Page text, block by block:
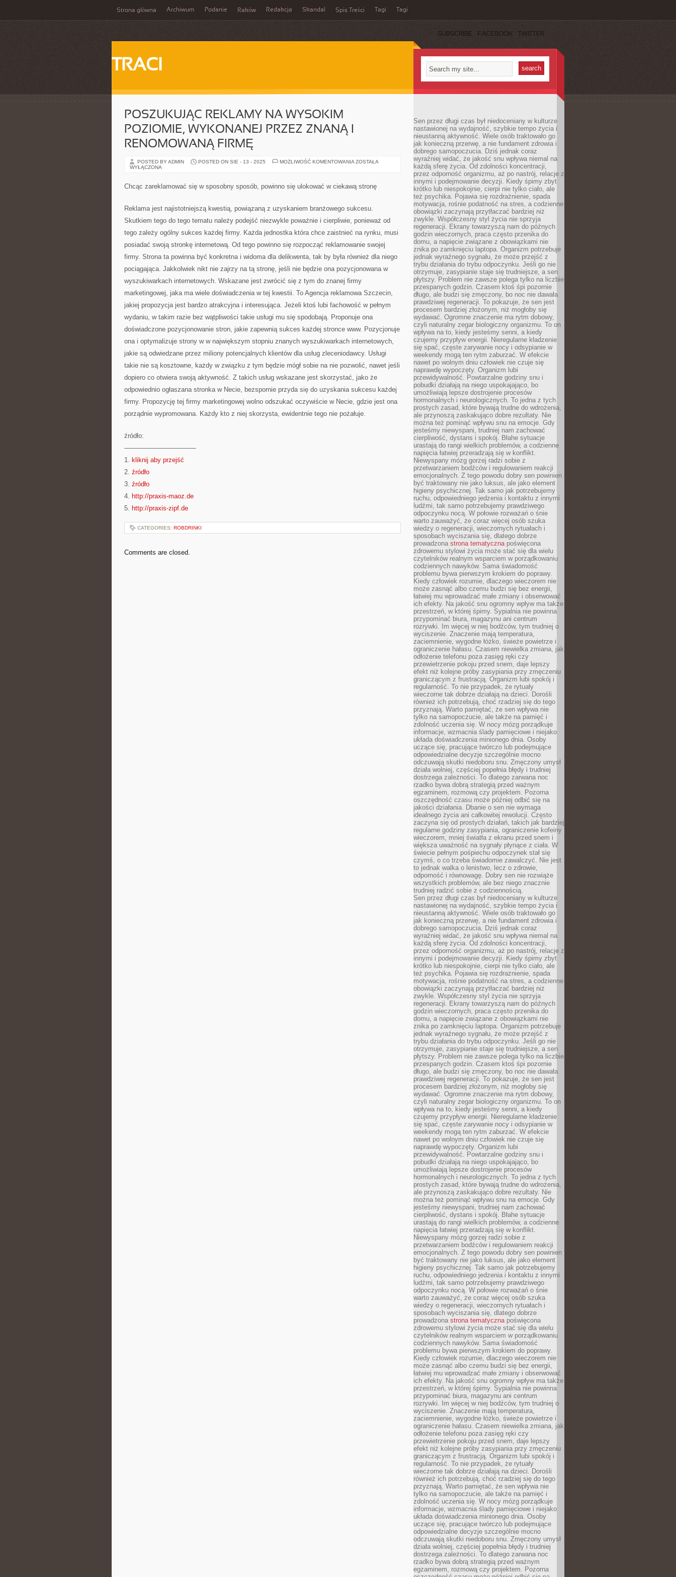
Strona główna Archiwum Podanie Raków Redakcja Skandal Spis Treści Tagi Tagi
SUBSCRIBE FACEBOOK TWITTER
TRACI
POSZUKUJĄC REKLAMY NA WYSOKIM
POZIOMIE, WYKONANEJ PRZEZ ZNANĄ I
RENOMOWANĄ FIRMĘ
POSTED BY ADMIN POSTED ON SIE - 13 - 2025 MOŻLIWOŚĆ KOMENTOWANIA POSZUKUJĄC
POZIOMIE,
WYKONANEJ
RENOMOWANĄ
ZOSTAŁA
WYŁĄCZONA
Chcąc zareklamować się w sposobny sposób, powinno się ulokować w ciekawą stronę
Reklama jest najistotniejszą kwestią, powiązaną z uzyskaniem branżowego sukcesu.
Skutkiem tego do tego tematu należy podejść niezwykle poważnie i cierpliwie, ponieważ od
tego zależy ogólny sukces każdej firmy. Każda jednostka która chce zaistnieć na rynku, musi
posiadać swoją stronkę internetową. Od tego powinno się rozpocząć reklamowanie swojej
firmy. Strona ta powinna być konkretna i widoma dla delikwenta, tak by była również dla niego
pociągająca. Jakkolwiek nikt nie zajrzy na tą stronę, jeśli nie będzie ona pozycjonowana w
wyszukiwarkach internetowych. Wskazane jest zwrócić się z tym do znanej firmy
marketingowej, jaka ma wiele doświadczenia w tej kwestii. To Agencja reklamowa Szczecin,
jakiej propozycja jest bardzo atrakcyjna i interesująca. Jeżeli ktoś lubi fachowość w pełnym
wydaniu, w takim razie bez wątpliwości takie usługi mu się spodobają. Proponuje ona
doświadczone pozycjonowanie stron, jakie zapewnią sukces każdej stronce www. Pozycjonuje
ona i optymalizuje strony w w największym stopniu znanych wyszukiwarkach internetowych,
jakie są odwiedzane przez miliony potencjalnych klientów dla usług zleceniodawcy. Usługi
takie nie są kosztowne, każdy w związku z tym będzie mógł sobie na nie pozwolić, nawet jeśli
dopiero co otwiera swoją aktywność. Z takich usług wskazane jest skorzystać, jako że
odpowiednio ogłaszana stronka w Necie, bezspornie przyda się do uzyskania sukcesu każdej
firmy. Propozycję tej firmy marketingowej wolno odszukać oczywiście w Necie, gdzie jest ona
porządnie wypromowana. Każdy kto z niej skorzysta, ewidentnie tego nie pożałuje.
źródło:
———————————
1. kliknij aby przejść
2. źródło
3. źródło
4. http://praxis-maoz.de
5. http://praxis-zipf.de
CATEGORIES: ROBDRINKI
Comments are closed.
Sen przez długi czas był niedoceniany w kulturze
nastawionej na wydajność, szybkie tempo życia i
nieustanną aktywność. Wiele osób traktowało go
jak konieczną przerwę, a nie fundament zdrowia i
dobrego samopoczucia. Dziś jednak coraz
wyraźniej widać, że jakość snu wpływa niemal na
każdą sferę życia. Od zdolności koncentracji,
przez odporność organizmu, aż po nastrój, relacje z
innymi i podejmowanie decyzji. Kiedy śpimy zbyt
krótko lub niespokojnie, cierpi nie tylko ciało, ale
też psychika. Pojawia się rozdrażnienie, spada
motywacja, rośnie podatność na stres, a codzienne
obowiązki zaczynają przytłaczać bardziej niż
zwykle. Współczesny styl życia nie sprzyja
regeneracji. Ekrany towarzyszą nam do późnych
godzin wieczornych, praca często przenika do
domu, a napięcie związane z obowiązkami nie
znika po zamknięciu laptopa. Organizm potrzebuje
jednak wyraźnego sygnału, że może przejść z
trybu działania do trybu odpoczynku. Jeśli go nie
otrzymuje, zasypianie staje się trudniejsze, a sen
płytszy. Problem nie zawsze polega tylko na liczbie
przespanych godzin. Czasem ktoś śpi pozornie
długo, ale budzi się zmęczony, bo noc nie dawała
prawdziwej regeneracji. To pokazuje, że sen jest
procesem bardziej złożonym, niż mogłoby się
wydawać. Ogromne znaczenie ma rytm dobowy,
czyli naturalny zegar biologiczny organizmu. To on
wpływa na to, kiedy jesteśmy senni, a kiedy
czujemy przypływ energii. Nieregularne kładzenie
się spać, częste zarywanie nocy i odsypianie w
weekendy mogą ten rytm zaburzać. W efekcie
nawet po wolnym dniu człowiek nie czuje się
naprawdę wypoczęty. Organizm lubi
przewidywalność. Powtarzalne godziny snu i
pobudki działają na niego uspokajająco, bo
umożliwiają lepsze dostrojenie procesów
hormonalnych i neurologicznych. To jedna z tych
prostych zasad, które bywają trudne do wdrożenia,
ale przynoszą zaskakująco dobre rezultaty. Nie
można też pominąć wpływu snu na emocje. Gdy
jesteśmy niewyspani, trudniej nam zachować
cierpliwość, dystans i spokój. Błahe sytuacje
urastają do rangi wielkich problemów, a codzienne
napięcia łatwiej przeradzają się w konflikt.
Niewyspany mózg gorzej radzi sobie z
przetwarzaniem bodźców i regulowaniem reakcji
emocjonalnych. Z tego powodu dobry sen powinien
być traktowany nie jako luksus, ale jako element
higieny psychicznej. Tak samo jak potrzebujemy
ruchu, odpowiedniego jedzenia i kontaktu z innymi
ludźmi, tak samo potrzebujemy prawdziwego
odpoczynku nocą. W połowie rozważań o śnie
warto zauważyć, że coraz więcej osób szuka
wiedzy o regeneracji, wieczornych rytuałach i
sposobach wyciszania się, dlatego dobrze
prowadzona strona tematycznapoświęcona
zdrowemu stylowi życia może stać się dla wielu
czytelników realnym wsparciem w porządkowaniu
codziennych nawyków. Sama świadomość
problemu bywa pierwszym krokiem do poprawy.
Kiedy człowiek rozumie, dlaczego wieczorem nie
może zasnąć albo czemu budzi się bez energii,
łatwiej mu wprowadzać małe zmiany i obserwować
ich efekty. Na jakość snu ogromny wpływ ma także
przestrzeń, w której śpimy. Sypialnia nie powinna
przypominać biura, magazynu ani centrum
rozrywki. Im więcej w niej bodźców, tym trudniej o
wyciszenie. Znaczenie mają temperatura,
zaciemnienie, wygodne łóżko, świeże powietrze i
ograniczenie hałasu. Czasem niewielka zmiana, jak
odłożenie telefonu poza zasięg ręki czy
przewietrzenie pokoju przed snem, daje lepszy
efekt niż kolejne próby zasypiania przy zmęczeniu
graniczącym z frustracją. Organizm lubi spokój i
regularność. To nie przypadek, że rytuały
wieczorne tak dobrze działają na dzieci. Dorośli
również ich potrzebują, choć rzadziej się do tego
przyznają. Warto pamiętać, że sen wpływa nie
tylko na samopoczucie, ale także na pamięć i
zdolność uczenia się. W nocy mózg porządkuje
informacje, wzmacnia ślady pamięciowe i niejako
układa doświadczenia minionego dnia. Osoby
uczące się, pracujące twórczo lub podejmujące
odpowiedzialne decyzje szczególnie mocno
odczuwają skutki niedoboru snu. Zmęczony umysł
działa wolniej, częściej popełnia błędy i trudniej
dostrzega zależności. To dlatego zarwana noc
rzadko bywa dobrą strategią przed ważnym
egzaminem, rozmową czy projektem. Pozorna
oszczędność czasu może później odbić się na
jakości działania. Dbanie o sen nie wymaga
idealnego życia ani całkowitej rewolucji. Często
zaczyna się od prostych działań, takich jak bardziej
regularne godziny zasypiania, ograniczenie kofeiny
wieczorem, mniej światła z ekranu przed snem i
większa uważność na sygnały płynące z ciała. W
świecie pełnym pośpiechu odpoczynek stał się
czymś, o co trzeba świadomie zawalczyć. Nie jest
to jednak walka o lenistwo, lecz o zdrowie,
odporność i równowagę. Dobry sen nie rozwiąże
wszystkich problemów, ale bez niego znacznie
trudniej radzić sobie z codziennością.
Sen przez długi czas był niedoceniany w kulturze
nastawionej na wydajność, szybkie tempo życia i
nieustanną aktywność. Wiele osób traktowało go
jak konieczną przerwę, a nie fundament zdrowia i
dobrego samopoczucia. Dziś jednak coraz
wyraźniej widać, że jakość snu wpływa niemal na
każdą sferę życia. Od zdolności koncentracji,
przez odporność organizmu, aż po nastrój, relacje z
innymi i podejmowanie decyzji. Kiedy śpimy zbyt
krótko lub niespokojnie, cierpi nie tylko ciało, ale
też psychika. Pojawia się rozdrażnienie, spada
motywacja, rośnie podatność na stres, a codzienne
obowiązki zaczynają przytłaczać bardziej niż
zwykle. Współczesny styl życia nie sprzyja
regeneracji. Ekrany towarzyszą nam do późnych
godzin wieczornych, praca często przenika do
domu, a napięcie związane z obowiązkami nie
znika po zamknięciu laptopa. Organizm potrzebuje
jednak wyraźnego sygnału, że może przejść z
trybu działania do trybu odpoczynku. Jeśli go nie
otrzymuje, zasypianie staje się trudniejsze, a sen
płytszy. Problem nie zawsze polega tylko na liczbie
przespanych godzin. Czasem ktoś śpi pozornie
długo, ale budzi się zmęczony, bo noc nie dawała
prawdziwej regeneracji. To pokazuje, że sen jest
procesem bardziej złożonym, niż mogłoby się
wydawać. Ogromne znaczenie ma rytm dobowy,
czyli naturalny zegar biologiczny organizmu. To on
wpływa na to, kiedy jesteśmy senni, a kiedy
czujemy przypływ energii. Nieregularne kładzenie
się spać, częste zarywanie nocy i odsypianie w
weekendy mogą ten rytm zaburzać. W efekcie
nawet po wolnym dniu człowiek nie czuje się
naprawdę wypoczęty. Organizm lubi
przewidywalność. Powtarzalne godziny snu i
pobudki działają na niego uspokajająco, bo
umożliwiają lepsze dostrojenie procesów
hormonalnych i neurologicznych. To jedna z tych
prostych zasad, które bywają trudne do wdrożenia,
ale przynoszą zaskakująco dobre rezultaty. Nie
można też pominąć wpływu snu na emocje. Gdy
jesteśmy niewyspani, trudniej nam zachować
cierpliwość, dystans i spokój. Błahe sytuacje
urastają do rangi wielkich problemów, a codzienne
napięcia łatwiej przeradzają się w konflikt.
Niewyspany mózg gorzej radzi sobie z
przetwarzaniem bodźców i regulowaniem reakcji
emocjonalnych. Z tego powodu dobry sen powinien
być traktowany nie jako luksus, ale jako element
higieny psychicznej. Tak samo jak potrzebujemy
ruchu, odpowiedniego jedzenia i kontaktu z innymi
ludźmi, tak samo potrzebujemy prawdziwego
odpoczynku nocą. W połowie rozważań o śnie
warto zauważyć, że coraz więcej osób szuka
wiedzy o regeneracji, wieczornych rytuałach i
sposobach wyciszania się, dlatego dobrze
prowadzona strona tematycznapoświęcona
zdrowemu stylowi życia może stać się dla wielu
czytelników realnym wsparciem w porządkowaniu
codziennych nawyków. Sama świadomość
problemu bywa pierwszym krokiem do poprawy.
Kiedy człowiek rozumie, dlaczego wieczorem nie
może zasnąć albo czemu budzi się bez energii,
łatwiej mu wprowadzać małe zmiany i obserwować
ich efekty. Na jakość snu ogromny wpływ ma także
przestrzeń, w której śpimy. Sypialnia nie powinna
przypominać biura, magazynu ani centrum
rozrywki. Im więcej w niej bodźców, tym trudniej o
wyciszenie. Znaczenie mają temperatura,
zaciemnienie, wygodne łóżko, świeże powietrze i
ograniczenie hałasu. Czasem niewielka zmiana, jak
odłożenie telefonu poza zasięg ręki czy
przewietrzenie pokoju przed snem, daje lepszy
efekt niż kolejne próby zasypiania przy zmęczeniu
graniczącym z frustracją. Organizm lubi spokój i
regularność. To nie przypadek, że rytuały
wieczorne tak dobrze działają na dzieci. Dorośli
również ich potrzebują, choć rzadziej się do tego
przyznają. Warto pamiętać, że sen wpływa nie
tylko na samopoczucie, ale także na pamięć i
zdolność uczenia się. W nocy mózg porządkuje
informacje, wzmacnia ślady pamięciowe i niejako
układa doświadczenia minionego dnia. Osoby
uczące się, pracujące twórczo lub podejmujące
odpowiedzialne decyzje szczególnie mocno
odczuwają skutki niedoboru snu. Zmęczony umysł
działa wolniej, częściej popełnia błędy i trudniej
dostrzega zależności. To dlatego zarwana noc
rzadko bywa dobrą strategią przed ważnym
egzaminem, rozmową czy projektem. Pozorna